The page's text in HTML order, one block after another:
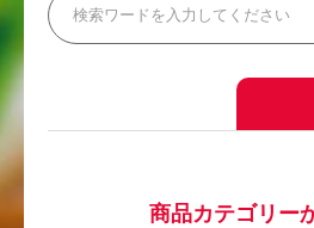
商品カテゴリー